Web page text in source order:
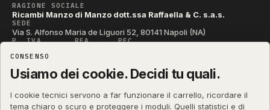
RAGIONE SOCIALE
Ricambi Manzo di Manzo dott.ssa Raffaella & C. s.a.s.
SEDE
Via S. Alfonso Maria de Liguori 52, 80141 Napoli (NA)
P. IVA REA PEC
CODICE SDI
T04ZHR3
CONSENSO
Usiamo dei cookie. Decidi tu quali.
I cookie tecnici servono a far funzionare il carrello, ricordare il
tema chiaro o scuro e proteggere i moduli. Quelli statistici e di